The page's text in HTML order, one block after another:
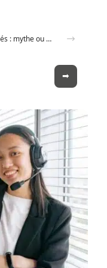
Combien coûte réellement le Consultant GEO Adrien Beaujeu en 2026 ?